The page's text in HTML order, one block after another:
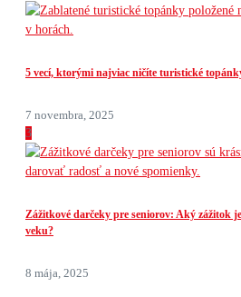
5 vecí, ktorými najviac ničíte turistické
7 novembra, 2025
3
Zážitkové darčeky pre seniorov: Aký zážitok
veku?
8 mája, 2025